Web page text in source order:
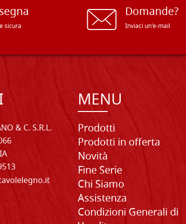
sicura
Domande?
Inviaci un'e-mail
& C. S.R.L.
MENU
Prodotti
Prodotti in offerta
Novità
Fine Serie
Chi Siamo
Assistenza
Condizioni Generali di